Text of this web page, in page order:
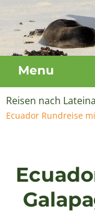
Menu
Reisen nach
Ecuador Rundreise